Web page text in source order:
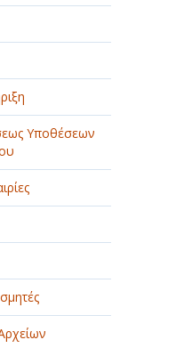
Υποθέσεων